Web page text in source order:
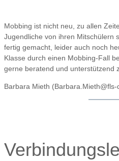
Mobbing ist nicht neu, zu allen
Jugendliche von ihren Mitschülern
fertig gemacht, leider auch noch
Klasse durch einen Mobbing-Fall
gerne beratend und unterstützend
Barbara Mieth (Barbara.Mieth@fls-